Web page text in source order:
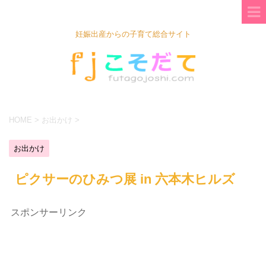
妊娠出産からの子育て総合サイト
HOME > お出かけ >
お出かけ
ピクサーのひみつ展 in 六本木ヒルズ
スポンサーリンク